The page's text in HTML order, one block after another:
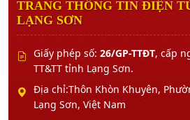
TRANG THÔNG TIN ĐIỆN
LẠNG SƠN
Giấy phép số: 26/GP-TTĐT, cấp
TT&TT tỉnh Lạng Sơn.
Địa chỉ:Thôn Khòn Khuyên,
Lạng Sơn, Việt Nam